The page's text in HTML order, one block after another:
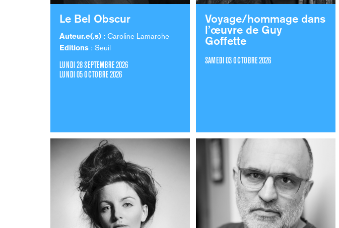
Le Bel Obscur
Auteur.e(.s) : Caroline Lamarche
Editions : Seuil
LUNDI 28 SEPTEMBRE 2026
LUNDI 05 OCTOBRE 2026
Voyage/hommage dans
l’œuvre de Guy
Goffette
SAMEDI 03 OCTOBRE 2026